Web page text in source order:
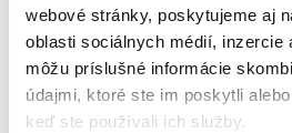
webové stránky, poskytujeme aj
oblasti sociálnych médií, inzercie
môžu príslušné informácie
údajmi, ktoré ste im poskytli
keď ste používali ich služby.
IBA
Neboli nájdené žiadne tituly